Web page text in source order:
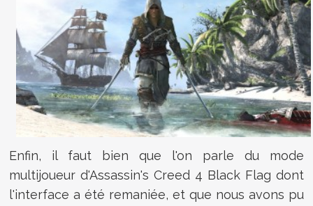
Enfin, il faut bien que l'on parle du mode
multijoueur d'Assassin's Creed 4 Black Flag dont
l'interface a été remaniée, et que nous avons pu